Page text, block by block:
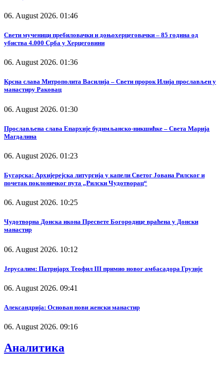
06. August 2026. 01:46
Свети мученици пребиловачки и доњохерцеговачки – 85 година од
убиства 4.000 Срба у Херцеговини
06. August 2026. 01:36
Крсна слава Митрополита Василија – Свети пророк Илија прослављен у
манастиру Раковац
06. August 2026. 01:30
Прослављена слава Епархије будимљанско-никшићке – Света Марија
Магдалина
06. August 2026. 01:23
Бугарска: Архијерејска литургија у капели Светог Јована Рилског и
почетак поклоничког пута „Рилски Чудотворац“
06. August 2026. 10:25
Чудотворна Донска икона Пресвете Богородице враћена у Донски
манастир
06. August 2026. 10:12
Јерусалим: Патријарх Теофил III примио новог амбасадора Грузије
06. August 2026. 09:41
Александрија: Основан нови женски манастир
06. August 2026. 09:16
Аналитика